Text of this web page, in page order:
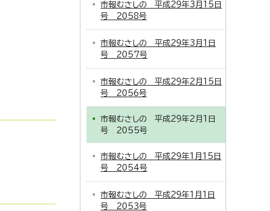
市報むさしの 平成29年3月15日
号 2058号
市報むさしの 平成29年3月1日
号 2057号
市報むさしの 平成29年2月15日
号 2056号
市報むさしの 平成29年2月1日
号 2055号
市報むさしの 平成29年1月15日
号 2054号
市報むさしの 平成29年1月1日
号 2053号